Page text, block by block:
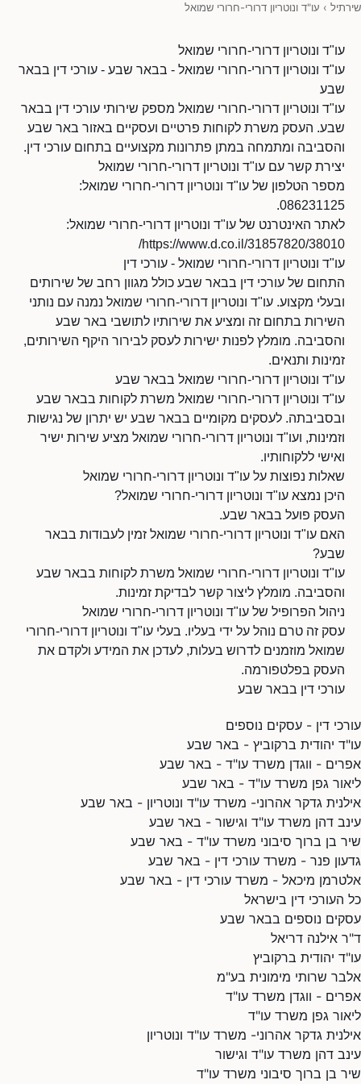
שירתיל › עו"ד ונוטריון דרורי-חרורי שמואל
עו"ד ונוטריון דרורי-חרורי שמואל
עו"ד ונוטריון דרורי-חרורי שמואל - בבאר שבע - עורכי דין בבאר
שבע
עו"ד ונוטריון דרורי-חרורי שמואל מספק שירותי עורכי דין בבאר
שבע. העסק משרת לקוחות פרטיים ועסקיים באזור באר שבע
והסביבה ומתמחה במתן פתרונות מקצועיים בתחום עורכי דין.
יצירת קשר עם עו"ד ונוטריון דרורי-חרורי שמואל
מספר הטלפון של עו"ד ונוטריון דרורי-חרורי שמואל:
086231125.
לאתר האינטרנט של עו"ד ונוטריון דרורי-חרורי שמואל:
https://www.d.co.il/31857820/38010/
עו"ד ונוטריון דרורי-חרורי שמואל - עורכי דין
התחום של עורכי דין בבאר שבע כולל מגוון רחב של שירותים
ובעלי מקצוע. עו"ד ונוטריון דרורי-חרורי שמואל נמנה עם נותני
השירות בתחום זה ומציע את שירותיו לתושבי באר שבע
והסביבה. מומלץ לפנות ישירות לעסק לבירור היקף השירותים,
זמינות ותנאים.
עו"ד ונוטריון דרורי-חרורי שמואל בבאר שבע
עו"ד ונוטריון דרורי-חרורי שמואל משרת לקוחות בבאר שבע
ובסביבתה. לעסקים מקומיים בבאר שבע יש יתרון של נגישות
וזמינות, ועו"ד ונוטריון דרורי-חרורי שמואל מציע שירות ישיר
ואישי ללקוחותיו.
שאלות נפוצות על עו"ד ונוטריון דרורי-חרורי שמואל
היכן נמצא עו"ד ונוטריון דרורי-חרורי שמואל?
העסק פועל בבאר שבע.
האם עו"ד ונוטריון דרורי-חרורי שמואל זמין לעבודות בבאר
שבע?
עו"ד ונוטריון דרורי-חרורי שמואל משרת לקוחות בבאר שבע
והסביבה. מומלץ ליצור קשר לבדיקת זמינות.
ניהול הפרופיל של עו"ד ונוטריון דרורי-חרורי שמואל
עסק זה טרם נוהל על ידי בעליו. בעלי עו"ד ונוטריון דרורי-חרורי
שמואל מוזמנים לדרוש בעלות, לעדכן את המידע ולקדם את
העסק בפלטפורמה.
עורכי דין בבאר שבע
עורכי דין - עסקים נוספים
עו"ד יהודית ברקוביץ - באר שבע
אפרים - ווגדן משרד עו"ד - באר שבע
ליאור גפן משרד עו"ד - באר שבע
אילנית גדקר אהרוני- משרד עו"ד ונוטריון - באר שבע
עינב דהן משרד עו"ד וגישור - באר שבע
שיר בן ברוך סיבוני משרד עו"ד - באר שבע
גדעון פנר - משרד עורכי דין - באר שבע
אלטרמן מיכאל - משרד עורכי דין - באר שבע
כל העורכי דין בישראל
עסקים נוספים בבאר שבע
ד"ר אילנה דריאל
עו"ד יהודית ברקוביץ
אלבר שרותי מימונית בע"מ
אפרים - ווגדן משרד עו"ד
ליאור גפן משרד עו"ד
אילנית גדקר אהרוני- משרד עו"ד ונוטריון
עינב דהן משרד עו"ד וגישור
שיר בן ברוך סיבוני משרד עו"ד